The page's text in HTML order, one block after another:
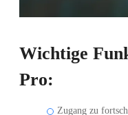
Wichtige
Pro:
Zugang zu